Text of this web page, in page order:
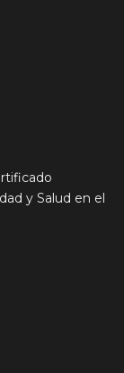
y Salud en el